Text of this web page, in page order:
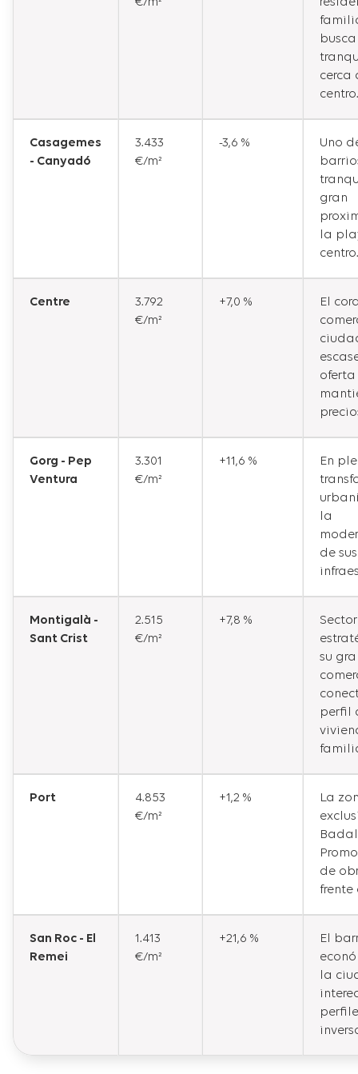
€/m²
cerca
centro.
Casagemes
- Canyadó
3.433
€/m²
-3,6 %
Uno
gran
la
centro.
Centre
3.792
€/m²
+7,0 %
El
oferta
Gorg - Pep
Ventura
3.301
€/m²
+11,6 %
En
la
de sus
Montigalà -
Sant Crist
2.515
€/m²
+7,8 %
Sector
su
perfil
Port
4.853
€/m²
+1,2 %
La
de
frente
San Roc - El
Remei
1.413
€/m²
+21,6 %
El
la